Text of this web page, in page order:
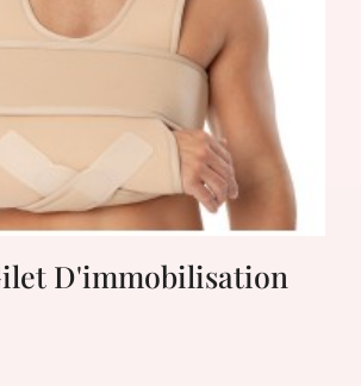
D'immobilisation